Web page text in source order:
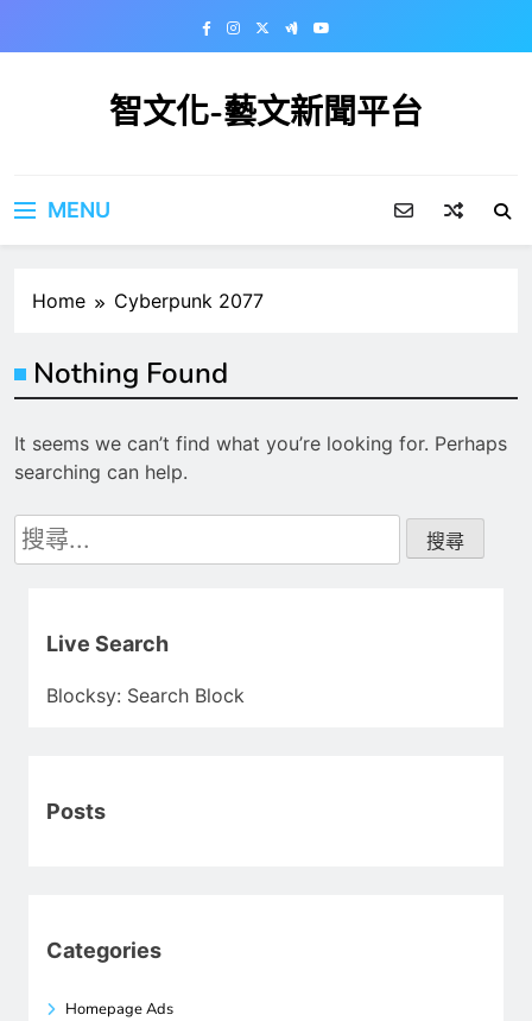
智文化-藝文新聞平台
MENU
Home Cyberpunk 2077
Nothing Found
It seems we can’t find what you’re looking for. Perhaps
searching can help.
搜
尋
Live Search
Blocksy: Search Block
Posts
Categories
Homepage Ads